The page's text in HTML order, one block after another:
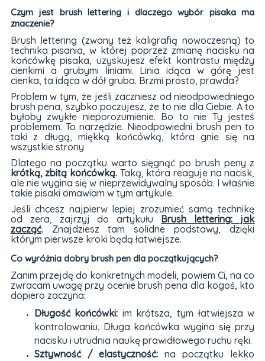
Czym jest brush lettering i dlaczego wybór pisaka ma
znaczenie?
Brush lettering (zwany też kaligrafią nowoczesną) to
technika pisania, w której poprzez zmianę nacisku na
końcówkę pisaka, uzyskujesz efekt kontrastu między
cienkimi a grubymi liniami. Linia idąca w górę jest
cienka, ta idąca w dół gruba. Brzmi prosto, prawda?
Problem w tym, że jeśli zaczniesz od nieodpowiedniego
brush pena, szybko poczujesz, że to nie dla Ciebie. A to
byłoby zwykłe nieporozumienie. Bo to nie Ty jesteś
problemem. To narzędzie. Nieodpowiedni brush pen to
taki z długą, miękką końcówką, która gnie się na
wszystkie strony
Dlatego na początku warto sięgnąć po brush peny z
krótką, zbitą końcówką.Taką, która reaguje na nacisk,
ale nie wygina się w nieprzewidywalny sposób. I właśnie
takie pisaki omawiam w tym artykule.
Jeśli chcesz najpierw lepiej zrozumieć samą technikę
od zera, zajrzyj do artykułu Brush lettering: jak
zacząć.Znajdziesz tam solidne podstawy, dzięki
którym pierwsze kroki będą łatwiejsze.
Co wyróżnia dobry brush pen dla początkujących?
Zanim przejdę do konkretnych modeli, powiem Ci, na co
zwracam uwagę przy ocenie brush pena dla kogoś, kto
dopiero zaczyna:
Długość końcówki: im krótsza, tym łatwiejsza w
kontrolowaniu. Długa końcówka wygina się przy
nacisku i utrudnia naukę prawidłowego ruchu ręki.
Sztywność / elastyczność: na początku lekko